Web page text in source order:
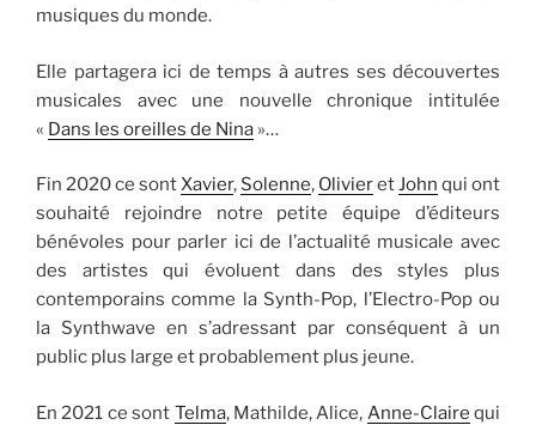
musiques du monde.
Elle partagera ici de temps à autres ses découvertes
musicales avec une nouvelle chronique intitulée
« Dans les oreilles de Nina »…
Fin 2020 ce sontXavier, Solenne, OlivieretJohn qui ont
souhaité rejoindre notre petite équipe d’éditeurs
bénévoles pour parler ici de l’actualité musicale avec
des artistes qui évoluent dans des styles plus
contemporains comme la Synth-Pop, l’Electro-Pop ou
la Synthwave en s’adressant par conséquent à un
public plus large et probablement plus jeune.
En 2021 ce sont Telma, Mathilde, Alice, Anne-Claire qui